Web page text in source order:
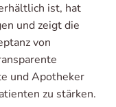
ist, hat
und zeigt die
von
und Apotheker
zu stärken.